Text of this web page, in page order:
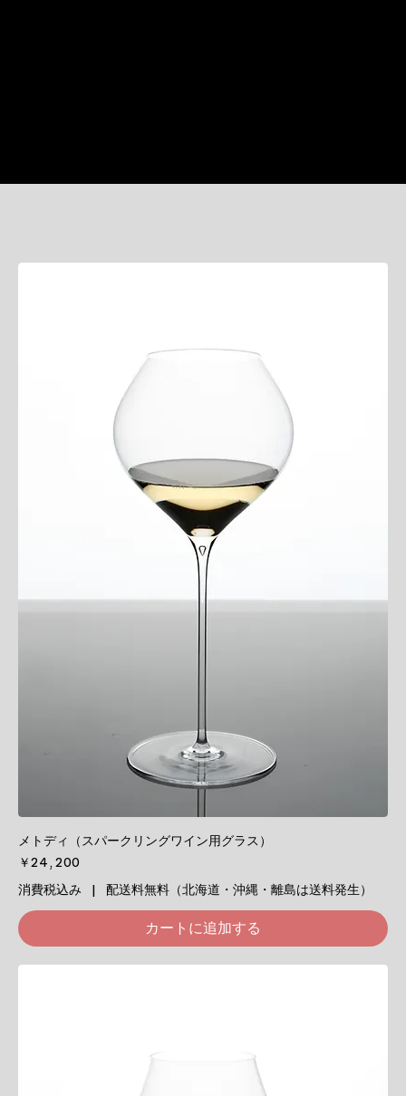
メトディ（スパークリングワイン用グラス）
価格
￥24,200
消費税込み | 配送料無料（北海道・沖縄・離島は送料発生）
カートに追加する